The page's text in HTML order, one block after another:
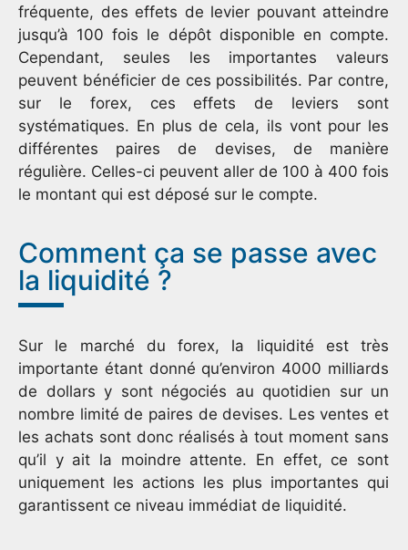
fréquente, des effets de levier pouvant atteindre
jusqu’à 100 fois le dépôt disponible en compte.
Cependant, seules les importantes valeurs
peuvent bénéficier de ces possibilités. Par contre,
sur le forex, ces effets de leviers sont
systématiques. En plus de cela, ils vont pour les
différentes paires de devises, de manière
régulière. Celles-ci peuvent aller de 100 à 400 fois
le montant qui est déposé sur le compte.
Comment ça se passe avec
la liquidité ?
Sur le marché du forex, la liquidité est très
importante étant donné qu’environ 4000 milliards
de dollars y sont négociés au quotidien sur un
nombre limité de paires de devises. Les ventes et
les achats sont donc réalisés à tout moment sans
qu’il y ait la moindre attente. En effet, ce sont
uniquement les actions les plus importantes qui
garantissent ce niveau immédiat de liquidité.